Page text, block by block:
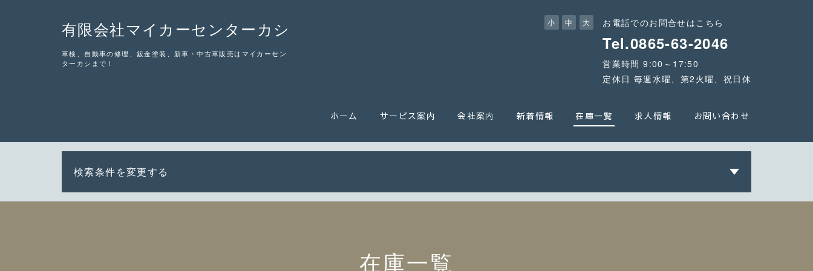
有限会社マイカーセンターカシ
車検、自動車の修理、鈑金塗装、新車・中古車販売はマイカーセン
ターカシまで！
お電話でのお問合せはこちら
Tel.0865-63-2046
営業時間 9:00～17:50
定休日 毎週水曜、第2火曜、祝日休
小 中 大
ホーム サービス案内 会社案内 新着情報 在庫一覧 求人情報 お問い合わせ
検索条件を変更する
在庫一覧